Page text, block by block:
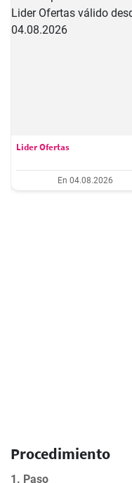
Lider Ofertas
En 04.08.2026
Procedimiento
1. Paso